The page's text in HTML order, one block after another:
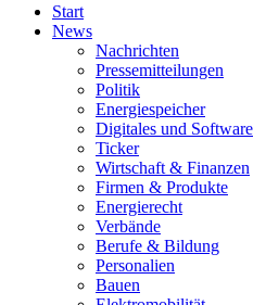
Start
News
Nachrichten
Pressemitteilungen
Politik
Energiespeicher
Digitales und Software
Ticker
Wirtschaft & Finanzen
Firmen & Produkte
Energierecht
Verbände
Berufe & Bildung
Personalien
Bauen